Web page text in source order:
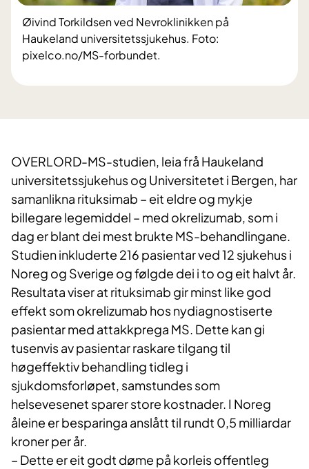
Øivind Torkildsen ved Nevroklinikken på
Haukeland universitetssjukehus. Foto:
pixelco.no/MS-forbundet.
OVERLORD-MS-studien, leia frå Haukeland
universitetssjukehus og Universitetet i Bergen, har
samanlikna rituksimab – eit eldre og mykje
billegare legemiddel – med okrelizumab, som i
dag er blant dei mest brukte MS-behandlingane.
Studien inkluderte 216 pasientar ved 12 sjukehus i
Noreg og Sverige og følgde dei i to og eit halvt år.
Resultata viser at rituksimab gir minst like god
effekt som okrelizumab hos nydiagnostiserte
pasientar med attakkprega MS. Dette kan gi
tusenvis av pasientar raskare tilgang til
høgeffektiv behandling tidleg i
sjukdomsforløpet, samstundes som
helsevesenet sparer store kostnader. I Noreg
åleine er besparinga anslått til rundt 0,5 milliardar
kroner per år.
– Dette er eit godt døme på korleis offentleg